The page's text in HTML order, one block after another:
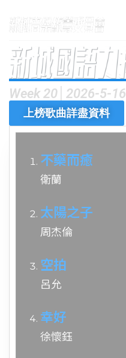
Week 20│2026-5-16
上榜歌曲詳盡資料
不藥而癒
衛蘭
太陽之子
周杰倫
空拍
呂允
幸好
徐懷鈺